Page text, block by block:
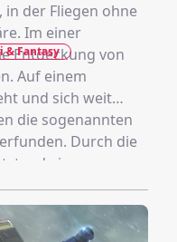
in der Fliegen ohne
Im einer
Entdeckung von
Auf einem
und sich weit
die sogenannten
Durch die
ein neuer
anderem
erlitten hatte, aus
& Fantasy